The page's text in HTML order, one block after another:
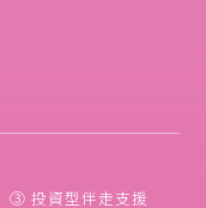
③ 投資型伴走支援